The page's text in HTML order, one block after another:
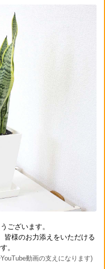
ございます。
皆様のお力添えをいただける
。
動画の支えになります)